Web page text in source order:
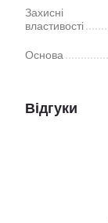
Захисні
властивості
Основа
Відгуки